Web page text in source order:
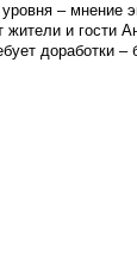
– мнение
жители и гости
доработки